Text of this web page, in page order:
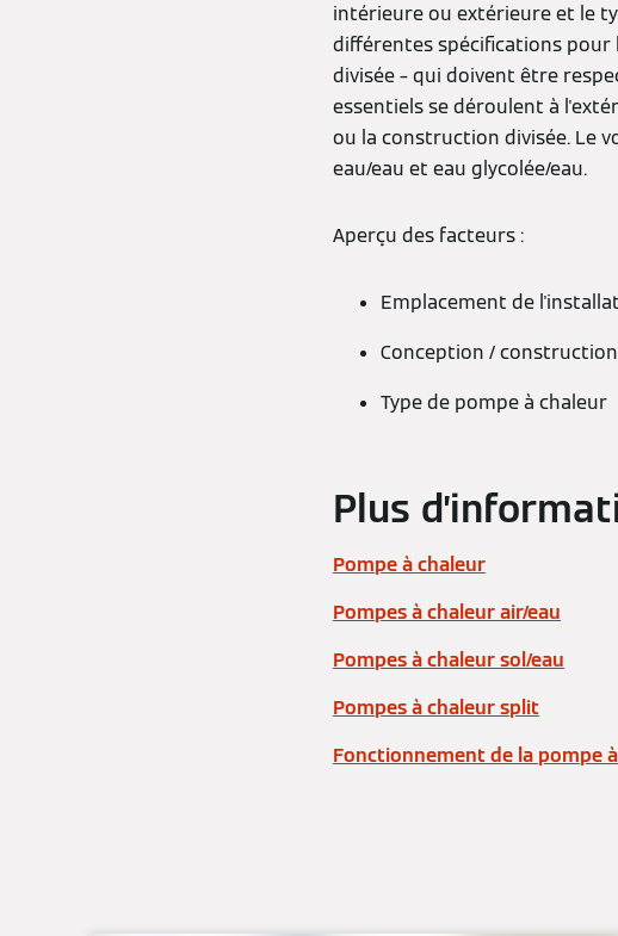
intérieure ou extérieure et le
différentes spécifications
divisée – qui doivent être
essentiels se déroulent à
ou la construction divisée. Le
eau/eau et eau glycolée/eau.
Aperçu des facteurs :
Emplacement de
Conception / construction
Type de pompe à chaleur
Plus
Pompe à chaleur
Pompes à chaleur air/eau
Pompes à chaleur sol/eau
Pompes à chaleur split
Fonctionnement de la pompe